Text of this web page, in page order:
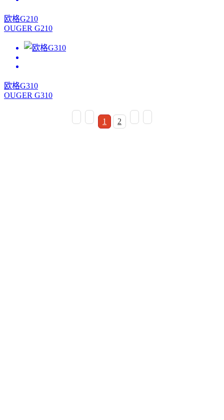
欧格G210
OUGER G210
欧格G310
OUGER G310
1 2